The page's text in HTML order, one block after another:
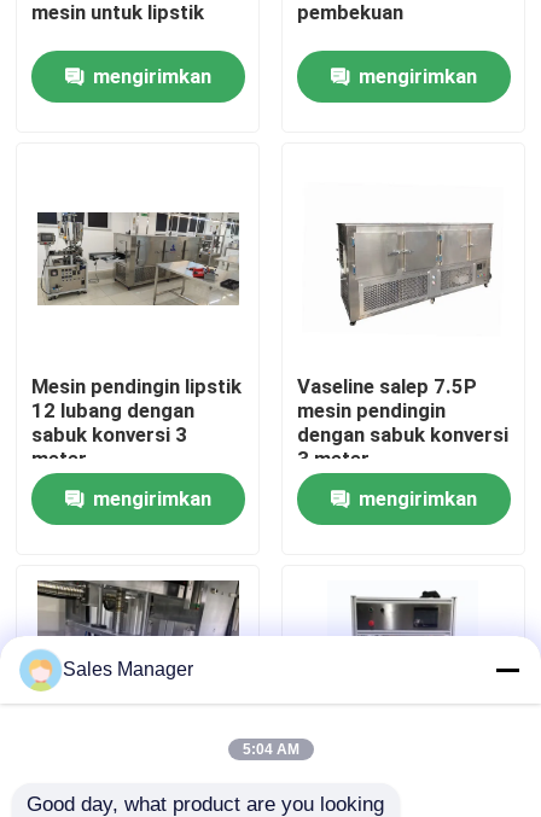
Video
Wisata pabrik
Kontrol kualitas
Quote request suatu
Lini Produksi Lipstik
Mesin Pengisi Mascara
mesin untuk lipstik
mengirimkan
pembekuan
mengirimkan
Mesin pendingin lipstik
12 lubang dengan
sabuk konversi 3
meter
mengirimkan
Vaseline salep 7.5P
mesin pendingin
dengan sabuk konversi
3 meter
mengirimkan
Otomatis 12 Lubang Otomatis 12 lubang
Sales Manager
5:04 AM
Good day, what product are you looking